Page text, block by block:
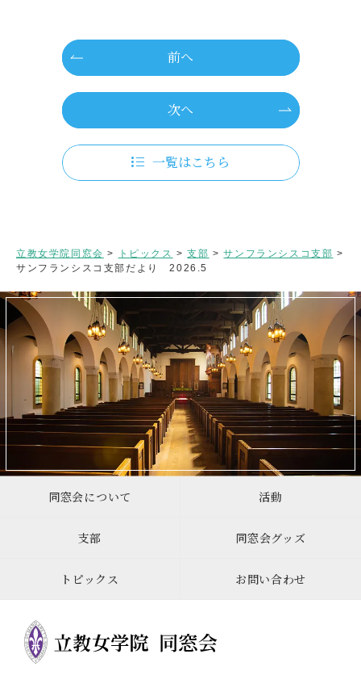
前へ
一覧はこちら
次へ
立教女学院同窓会 > トピックス >支部 >サンフランシスコ支部 >
サンフランシスコ支部だより 2026.5
同窓会について 活動
支部 同窓会グッズ
トピックス お問い合わせ